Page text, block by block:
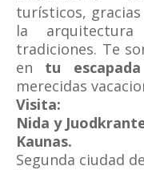
turísticos,
la
tradiciones. Te
en tu
merecidas
Visita:
Nida y
Kaunas.
Segunda ciudad